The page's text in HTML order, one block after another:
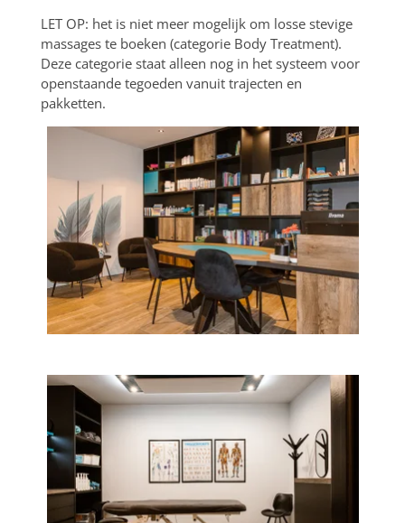
LET OP: het is niet meer mogelijk om losse stevige
massages te boeken (categorie Body Treatment).
Deze categorie staat alleen nog in het systeem voor
openstaande tegoeden vanuit trajecten en
pakketten.